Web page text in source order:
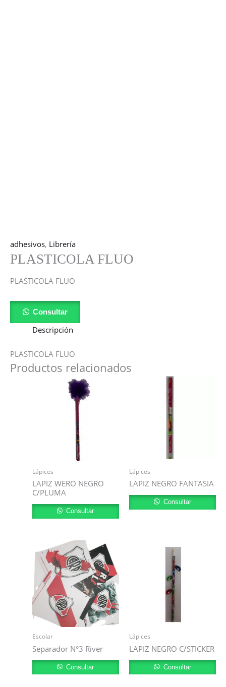
adhesivos, Librería
PLASTICOLA FLUO
PLASTICOLA FLUO
Consultar
Descripción
PLASTICOLA FLUO
Productos relacionados
Lápices
LAPIZ WERO NEGRO
C/PLUMA
Consultar
Lápices
LAPIZ NEGRO FANTASIA
Consultar
Escolar
Separador N°3 River
Consultar
Lápices
LAPIZ NEGRO C/STICKER
Consultar